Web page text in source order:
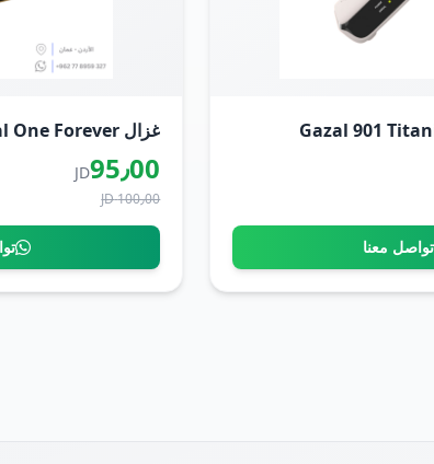
تواصل معنا
غزال Gazal Special One Forever
95٫00JD
100٫00 JD